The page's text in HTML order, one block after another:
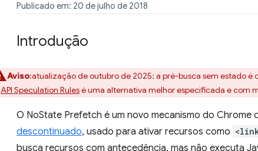
Publicado em: 20 de julho de 2018
Introdução
Aviso:atualização de outubro de 2025: a pré-busca sem estado
API Speculation Rulesé uma alternativa melhor especificada e com
O NoState Prefetch é um novo mecanismo do Chrome
descontinuado, usado para ativar recursos como
busca recursos com antecedência, mas não executa